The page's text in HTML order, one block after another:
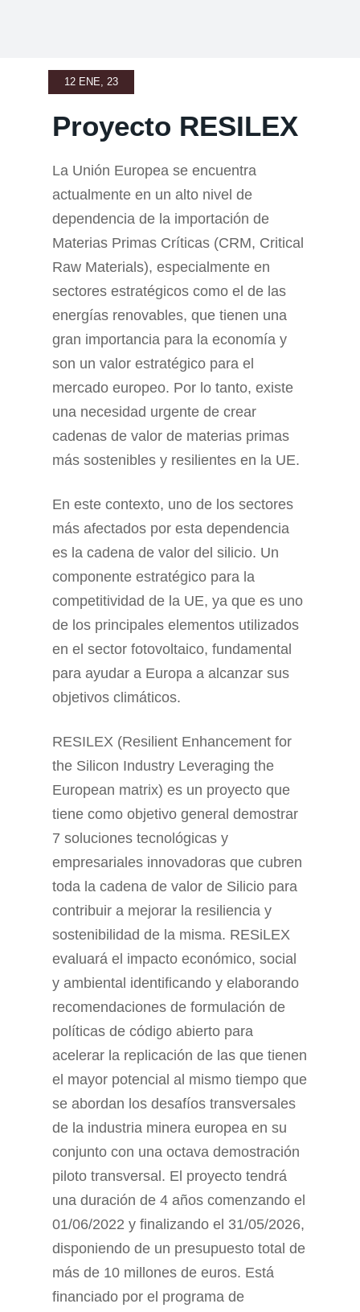
12 ENE, 23
Proyecto RESILEX
La Unión Europea se encuentra
actualmente en un alto nivel de
dependencia de la importación de
Materias Primas Críticas (CRM, Critical
Raw Materials), especialmente en
sectores estratégicos como el de las
energías renovables, que tienen una
gran importancia para la economía y
son un valor estratégico para el
mercado europeo. Por lo tanto, existe
una necesidad urgente de crear
cadenas de valor de materias primas
más sostenibles y resilientes en la UE.
En este contexto, uno de los sectores
más afectados por esta dependencia
es la cadena de valor del silicio. Un
componente estratégico para la
competitividad de la UE, ya que es uno
de los principales elementos utilizados
en el sector fotovoltaico, fundamental
para ayudar a Europa a alcanzar sus
objetivos climáticos.
RESILEX (Resilient Enhancement for
the Silicon Industry Leveraging the
European matrix) es un proyecto que
tiene como objetivo general demostrar
7 soluciones tecnológicas y
empresariales innovadoras que cubren
toda la cadena de valor de Silicio para
contribuir a mejorar la resiliencia y
sostenibilidad de la misma. RESiLEX
evaluará el impacto económico, social
y ambiental identificando y elaborando
recomendaciones de formulación de
políticas de código abierto para
acelerar la replicación de las que tienen
el mayor potencial al mismo tiempo que
se abordan los desafíos transversales
de la industria minera europea en su
conjunto con una octava demostración
piloto transversal. El proyecto tendrá
una duración de 4 años comenzando el
01/06/2022 y finalizando el 31/05/2026,
disponiendo de un presupuesto total de
más de 10 millones de euros. Está
financiado por el programa de